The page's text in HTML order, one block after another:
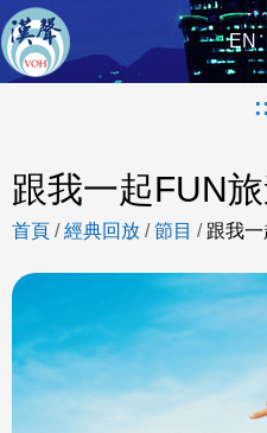
EN
跟我一起FUN
首頁 /經典回放 /節目 / 跟我